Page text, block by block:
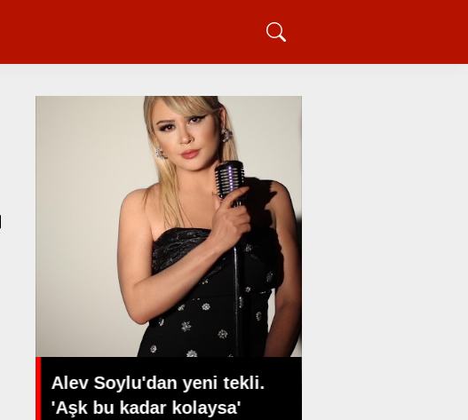
Alev Soylu'dan yeni tekli.
'Aşk bu kadar kolaysa'